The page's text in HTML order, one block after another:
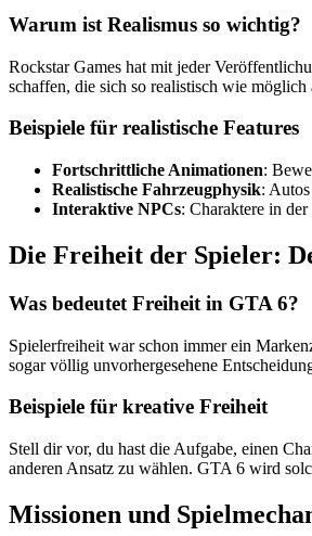
Warum ist Realismus so wichtig?
Rockstar Games hat mit jeder
schaffen, die sich so realistisch wie
Beispiele für realistische Features
Fortschrittliche Animationen:
Realistische Fahrzeugphysik:
Interaktive NPCs: Charaktere in
Die Freiheit der Spieler:
Was bedeutet Freiheit in GTA 6?
Spielerfreiheit war schon immer ein
sogar völlig unvorhergesehene
Beispiele für kreative Freiheit
Stell dir vor, du hast die Aufgabe, einen
anderen Ansatz zu wählen. GTA 6 wird
Missionen und